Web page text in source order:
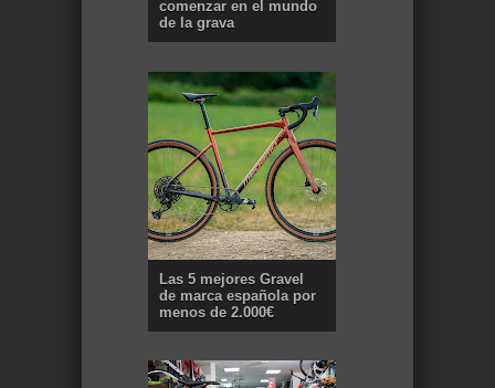
comenzar en el mundo
de la grava
Las 5 mejores Gravel
de marca española por
menos de 2.000€